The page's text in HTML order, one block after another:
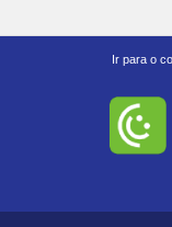
Ir para o